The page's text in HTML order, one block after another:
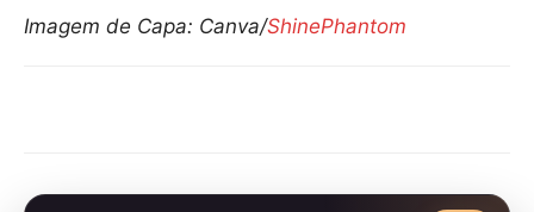
Imagem de Capa: Canva/ShinePhantom